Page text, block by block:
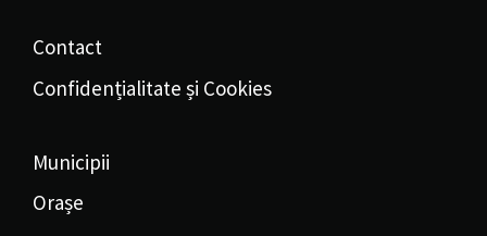
Contact
Confidențialitate și Cookies
Municipii
Orașe